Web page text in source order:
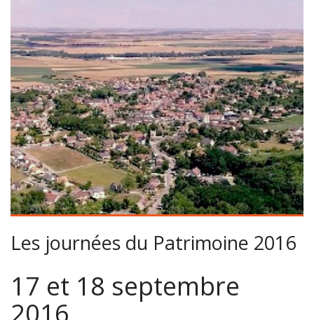
Les journées du Patrimoine 2016
17 et 18 septembre